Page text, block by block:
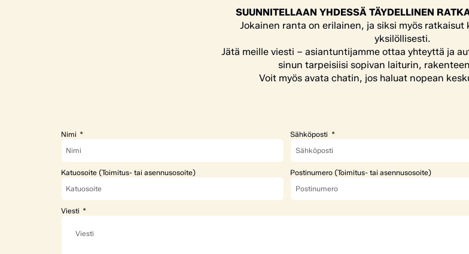
SUUNNITELLAAN YHDESSÄ TÄYDELLINEN
Jokainen ranta on erilainen, ja siksi myös
yksilöllisesti.
Jätä meille viesti – asiantuntijamme ottaa yhteyttä ja
sinun tarpeisiisi sopivan laiturin,
Voit myös avata chatin, jos haluat nopean
Nimi Sähköposti
Katuosoite (Toimitus- tai asennusosoite) Postinumero (Toimitus- tai asennusosoite)
Viesti